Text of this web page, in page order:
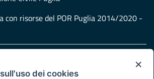
con risorse del POR Puglia 2014/2020 -
×
dei cookies